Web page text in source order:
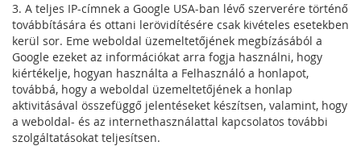
3. A teljes IP-címnek a Google USA-ban lévő szerverére történő
továbbítására és ottani lerövidítésére csak kivételes esetekben
kerül sor. Eme weboldal üzemeltetőjének megbízásából a
Google ezeket az információkat arra fogja használni, hogy
kiértékelje, hogyan használta a Felhasználó a honlapot,
továbbá, hogy a weboldal üzemeltetőjének a honlap
aktivitásával összefüggő jelentéseket készítsen, valamint, hogy
a weboldal- és az internethasználattal kapcsolatos további
szolgáltatásokat teljesítsen.